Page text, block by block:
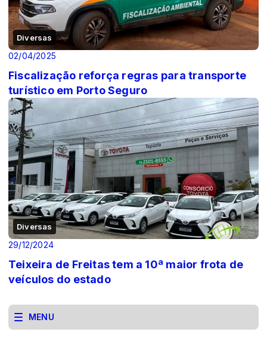
Diversas
02/04/2025
Fiscalização reforça regras para transporte
turístico em Porto Seguro
Diversas
29/12/2024
Teixeira de Freitas tem a 10ª maior frota de
veículos do estado
MENU